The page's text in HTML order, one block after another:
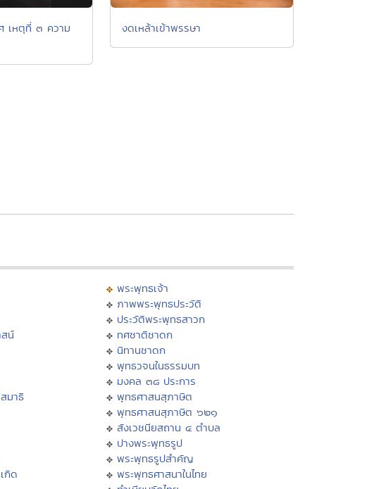
เหตุที่ ๓ ความ
งดเหล้าเข้าพรรษา
น์
มาธิ
กิด
พระพุทธเจ้า
ภาพพระพุทธประวัติ
ประวัติพระพุทธสาวก
ทศชาติชาดก
นิทานชาดก
พุทธวจนในธรรมบท
มงคล ๓๘ ประการ
พุทธศาสนสุภาษิต
พุทธศาสนสุภาษิต ๖๒๑
สังเวชนียสถาน ๔ ตำบล
ปางพระพุทธรูป
พระพุทธรูปสำคัญ
พระพุทธศาสนาในไทย